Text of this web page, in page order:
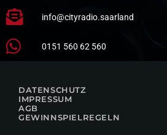
info@cityradio.saarland
0151 560 62 560
DATENSCHUTZ
IMPRESSUM
AGB
GEWINNSPIELREGELN